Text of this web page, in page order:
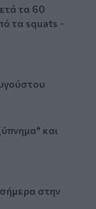
τα 60
τα squats -
και
στην